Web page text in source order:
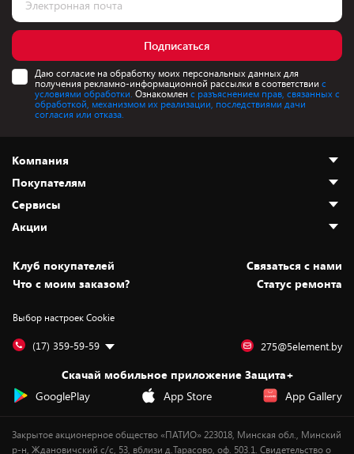
Подписаться
Даю согласие на обработку моих персональных данных для
получения рекламно-информационной рассылки в соответствии с
условиями обработки. Ознакомлен с разъяснением прав, связанных с
обработкой, механизмом их реализации, последствиями дачи
согласия или отказа.
Компания
О нас
Адреса магазинов
Новости
Статьи и обзоры
Вакансии
Дай пять добру!
Покупателям
Как сделать заказ
Оплата и доставка
Безналичный расчёт
Обмен и возврат товара
Обработка персональных данных
Подарочные карты
Сервисы
Установка техники
Для игровых консолей
Для мобильных устройств
Для компьютеров
Сервисные центры
Акции
Скидки и промокоды
Белорусские товары
Бонусы
Оплата частями
Новинки
Клуб покупателей
Cвязаться с нами
Что с моим заказом?
Статус ремонта
Выбор настроек Cookie
(17) 359-59-59 275@5element.by
Скачай мобильное приложение Защита+
GooglePlay
App Store App Gallery
Закрытое акционерное общество «ПАТИО» 223018, Минская обл., Минский
р-н, Ждановичский с/с, 53, вблизи д.Тарасово, оф. 503.1. Свидетельство о